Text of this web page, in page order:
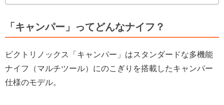
「キャンパー」ってどんなナイフ？
ビクトリノックス「キャンパー」はスタンダードな多機能
ナイフ（マルチツール）にのこぎりを搭載したキャンパー
仕様のモデル。